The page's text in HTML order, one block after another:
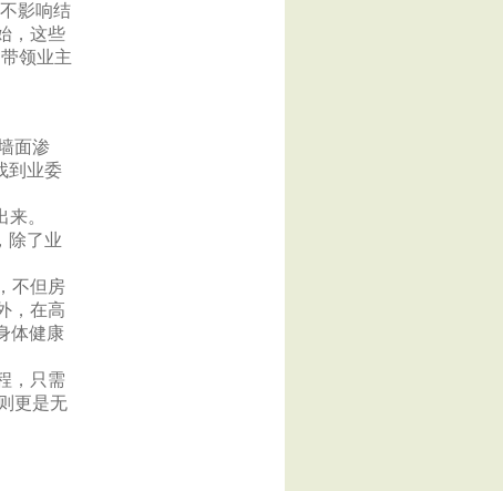
影响结
，这些
领业主
面渗
到业委
。
除了业
不但房
，在高
体健康
，只需
更是无